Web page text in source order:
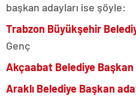
başkan adayları ise şöyle:
Trabzon Büyükşehir
Genç
Akçaabat Belediye Başkan
Araklı Belediye Başkan